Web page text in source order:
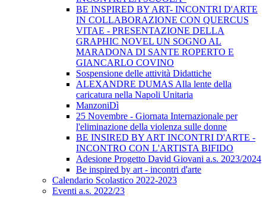
BE INSPIRED BY ART- INCONTRI D'ARTE
IN COLLABORAZIONE CON QUERCUS
VITAE - PRESENTAZIONE DELLA
GRAPHIC NOVEL UN SOGNO AL
MARADONA DI SANTE ROPERTO E
GIANCARLO COVINO
Sospensione delle attività Didattiche
ALEXANDRE DUMAS Alla lente della
caricatura nella Napoli Unitaria
ManzoniDì
25 Novembre - Giornata Internazionale per
l'eliminazione della violenza sulle donne
BE INSIRED BY ART INCONTRI D'ARTE -
INCONTRO CON L'ARTISTA BIFIDO
Adesione Progetto David Giovani a.s. 2023/2024
Be inspired by art - incontri d'arte
Calendario Scolastico 2022-2023
Eventi a.s. 2022/23